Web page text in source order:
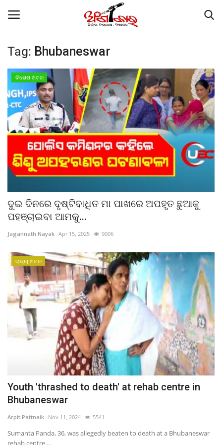
Home
ଗାଜା ଶାନ୍ତି ସମ୍ମିଳନୀରେ ମୋଦୀଙ୍କୁ ପ୍ରଶଂସା
କଲେ ଟ୍ରମ୍ପ
Contact
About
କାର୍ଟୁନ କର୍ଣ୍ଣର
Gallery
ରାଜନୀତି
ରାଜ୍ୟ ଖବର
ଜାତୀୟ ଖବର
ବିଶେଷ ଖବର
ସ୍ୱାସ୍ଥ୍ୟ ହିଁ ସମ୍ପଦ
ଜାଣିବା କଥା
ସଂସ୍କୃତି
Tag: Bhubaneswar
ବିଶେଷ ଖବର
ଦୁଇ ଦିନରେ ଦୃଷ୍ଟିବାଧିତ ମା ପାଖରେ ଅପହୃତ ଛୁଆକୁ
ପହଞ୍ଚାଇବା ଆମକୁ...
Jagannath Nayak Apr 15, 2025 9006
ରାଜ୍ୟ ଖବର
Youth 'thrashed to death' at rehab centre in
Bhubaneswar
Arpit Pattnaik Nov 11, 2024 5541
Sumanta Panda, 36, was allegedly beaten to death at a Bhubaneswar
rehab centre....